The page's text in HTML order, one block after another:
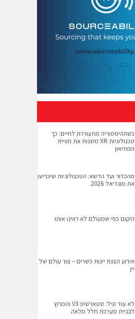
כשההיסטוריה מתעוררת לחיים: כך
טכנולוגיות XR משנות את חוויית
המוזיאון
מהכדור ועד הדשא: הטכנולוגיות שיכריעו
את מונדיאל 2026
היקום כפי שמעולם לא ראינו אותו
אירוע הצגת יינות כשרים – צור עולם של
יין
לא עוד טיל: סטארשיפ V3 והמרוץ
לבניית מערכת חלל מלאה